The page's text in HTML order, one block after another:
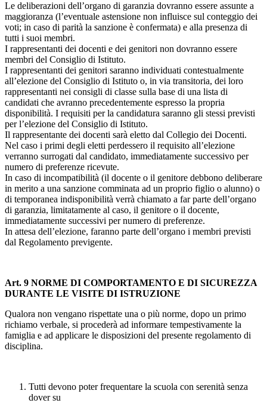
Le deliberazioni dell’organo di garanzia dovranno essere assunte a
maggioranza (l’eventuale astensione non influisce sul conteggio dei
voti; in caso di parità la sanzione è confermata) e alla presenza di
tutti i suoi membri.
I rappresentanti dei docenti e dei genitori non dovranno essere
membri del Consiglio di Istituto.
I rappresentanti dei genitori saranno individuati contestualmente
all’elezione del Consiglio di Istituto o, in via transitoria, dei loro
rappresentanti nei consigli di classe sulla base di una lista di
candidati che avranno precedentemente espresso la propria
disponibilità. I requisiti per la candidatura saranno gli stessi previsti
per l’elezione del Consiglio di Istituto.
Il rappresentante dei docenti sarà eletto dal Collegio dei Docenti.
Nel caso i primi degli eletti perdessero il requisito all’elezione
verranno surrogati dal candidato, immediatamente successivo per
numero di preferenze ricevute.
In caso di incompatibilità (il docente o il genitore debbono deliberare
in merito a una sanzione comminata ad un proprio figlio o alunno) o
di temporanea indisponibilità verrà chiamato a far parte dell’organo
di garanzia, limitatamente al caso, il genitore o il docente,
immediatamente successivi per numero di preferenze.
In attesa dell’elezione, faranno parte dell’organo i membri previsti
dal Regolamento previgente.
Art. 9 NORME DI COMPORTAMENTO E DI SICUREZZA
DURANTE LE VISITE DI ISTRUZIONE
Qualora non vengano rispettate una o più norme, dopo un primo
richiamo verbale, si procederà ad informare tempestivamente la
famiglia e ad applicare le disposizioni del presente regolamento di
disciplina.
Tutti devono poter frequentare la scuola con serenità senza
dover su